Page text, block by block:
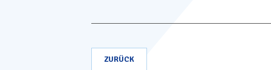
ZURÜCK